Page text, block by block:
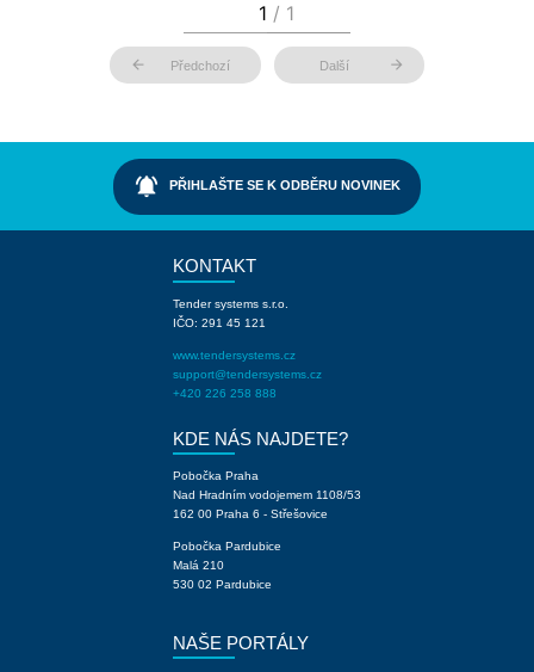
arrow_back Předchozí Další arrow_forward
notifications_active PŘIHLAŠTE SE K ODBĚRU NOVINEK
KONTAKT
Tender systems s.r.o.
IČO: 291 45 121
www.tendersystems.cz
support@tendersystems.cz
+420 226 258 888
KDE NÁS NAJDETE?
Pobočka Praha
Nad Hradním vodojemem 1108/53
162 00 Praha 6 - Střešovice
Pobočka Pardubice
Malá 210
530 02 Pardubice
NAŠE PORTÁLY